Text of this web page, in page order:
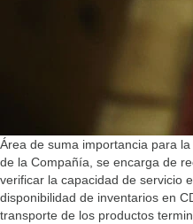
Área de suma importancia para
de la Compañía, se encarga de
verificar la capacidad de servicio
disponibilidad de inventarios en
transporte de los productos